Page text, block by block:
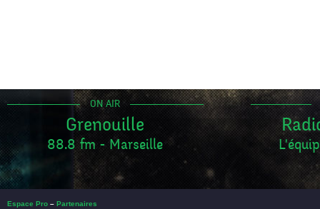
ON AIR
Grenouille
88.8 fm - Marseille
Espace Pro – Partenaires